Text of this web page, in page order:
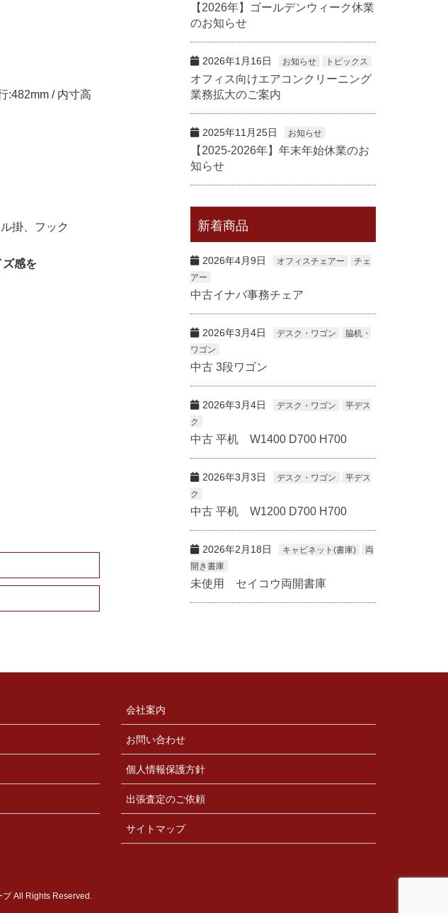
:482mm / 内寸高
掛、フック
感を
【2026年】ゴールデンウィーク休業
のお知らせ
2026年1月16日 お知らせ トピックス
オフィス向けエアコンクリーニング
業務拡大のご案内
2025年11月25日 お知らせ
【2025-2026年】年末年始休業のお
知らせ
新着商品
2026年4月9日 オフィスチェアー
チェ
アー
中古イナバ事務チェア
2026年3月4日 デスク・ワゴン
脇机・
ワゴン
中古 3段ワゴン
2026年3月4日 デスク・ワゴン
平デス
ク
中古 平机 W1400 D700 H700
2026年3月3日 デスク・ワゴン
平デス
ク
中古 平机 W1200 D700 H700
2026年2月18日 キャビネット(書庫)
両
開き書庫
未使用 セイコウ両開書庫
会社案内
お問い合わせ
個人情報保護方針
出張査定のご依頼
サイトマップ
All Rights Reserved.